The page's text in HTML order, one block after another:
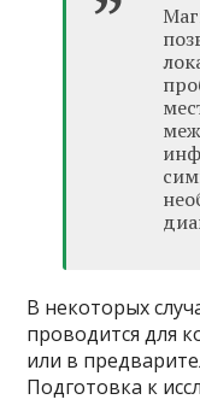
В некоторых
проводится для
или в
Подготовка к